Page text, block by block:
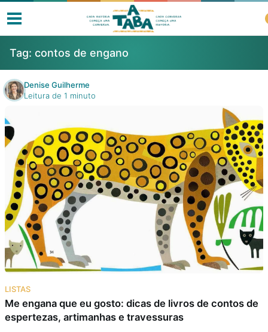
Livros
Resenhas
Clube de Leitores
Listas
Como ler?
Na escola
Na família
Tag: contos de engano
Denise Guilherme
Leitura de 1 minuto
LISTAS
Me engana que eu gosto: dicas de livros de contos de
espertezas, artimanhas e travessuras